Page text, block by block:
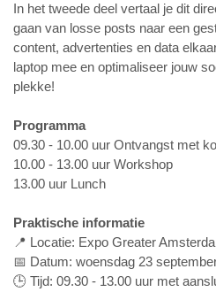
In het tweede deel vertaal je dit
gaan van losse posts naar een
content, advertenties en data
laptop mee en optimaliseer jouw
plekke!
Programma
09.30 - 10.00 uur Ontvangst met
10.00 - 13.00 uur Workshop
13.00 uur Lunch
Praktische informatie
📍 Locatie: Expo Greater
📅 Datum: woensdag 23
🕒 Tijd: 09.30 - 13.00 uur met